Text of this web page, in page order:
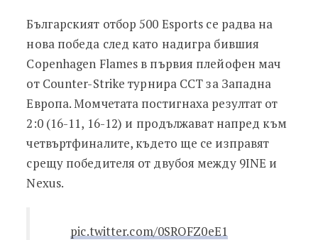
Отборът на 500 продължава със
Българският отбор 500 Esports се радва на
нова победа след като надигра бившия
Copenhagen Flames в първия плейофен мач
от Counter-Strike турнира CCT за Западна
Европа. Момчетата постигнаха резултат от
2:0 (16-11, 16-12) и продължават напред към
четвъртфиналите, където ще се изправят
срещу победителя от двубоя между 9INE и
Nexus.
pic.twitter.com/0SROFZ0eE1